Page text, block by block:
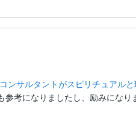
ンサルタントがスピリチュアル
考になりましたし、励みになり